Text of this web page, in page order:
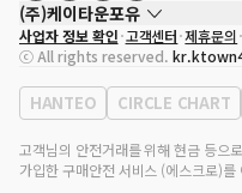
(주)케이타운포유
대표자
송효민
사업자등록번호
120-87-71116
통신판매업 신고번호 제2011-서울
대표전화
02-552-9855
사업자 정보 확인 고객센터 제휴문의
ⓒ All rights reserved.
HANTEO CIRCLE CHART
고객님의 안전거래를 위해 현금 등으
가입한 구매안전 서비스 (에스크로)를